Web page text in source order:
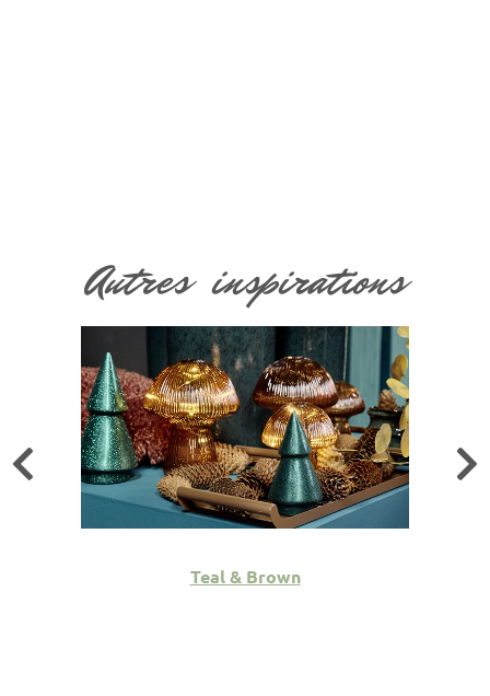
Autres inspirations
Teal & Brown